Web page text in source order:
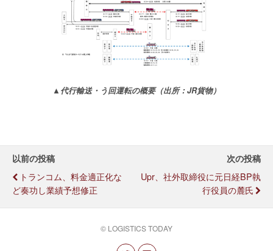
▲代行輸送・う回運転の概要（出所：JR貨物）
以前の投稿
トランコム、料金適正化な
ど奏功し業績予想修正
次の投稿
Upr、社外取締役に元日経BP執
行役員の麓氏
© LOGISTICS TODAY